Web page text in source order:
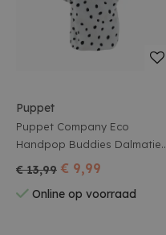
Puppet
Puppet Company Eco
Handpop Buddies Dalmatier
€ 13,99 € 9,99
Online op voorraad